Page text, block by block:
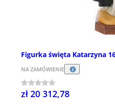
Figurka święta Katarzyna
NA ZAMÓWIENIE
zł 20 312,78